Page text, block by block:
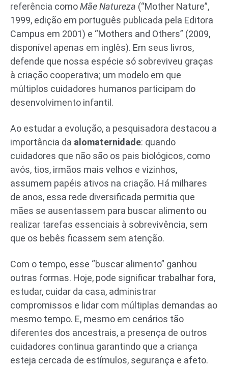
referência comoMãe Natureza (“Mother Nature”,
1999, edição em português publicada pela Editora
Campus em 2001) e “Mothers and Others” (2009,
disponível apenas em inglês). Em seus livros,
defende que nossa espécie só sobreviveu graças
à criação cooperativa; um modelo em que
múltiplos cuidadores humanos participam do
desenvolvimento infantil.
Ao estudar a evolução, a pesquisadora destacou a
importância da alomaternidade: quando
cuidadores que não são os pais biológicos, como
avós, tios, irmãos mais velhos e vizinhos,
assumem papéis ativos na criação. Há milhares
de anos, essa rede diversificada permitia que
mães se ausentassem para buscar alimento ou
realizar tarefas essenciais à sobrevivência, sem
que os bebês ficassem sem atenção.
Com o tempo, esse “buscar alimento” ganhou
outras formas. Hoje, pode significar trabalhar fora,
estudar, cuidar da casa, administrar
compromissos e lidar com múltiplas demandas ao
mesmo tempo. E, mesmo em cenários tão
diferentes dos ancestrais, a presença de outros
cuidadores continua garantindo que a criança
esteja cercada de estímulos, segurança e afeto.